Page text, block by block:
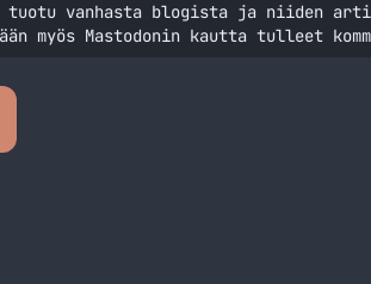
tuotu vanhasta blogista ja niiden
myös Mastodonin kautta tulleet